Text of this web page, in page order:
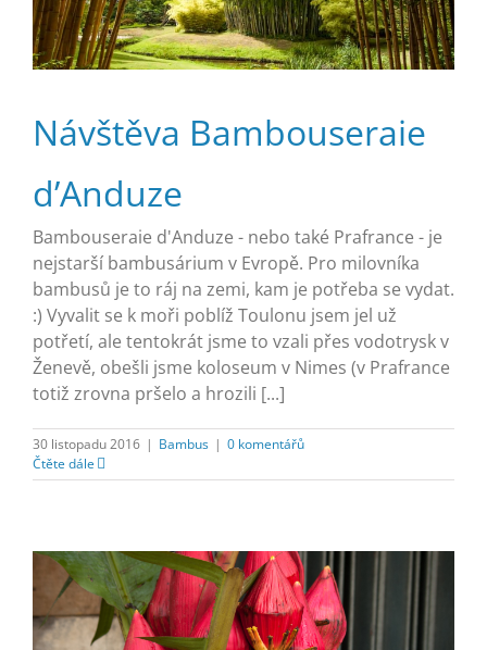
Návštěva Bambouseraie
d’Anduze
Bambouseraie d'Anduze - nebo také Prafrance - je
nejstarší bambusárium v Evropě. Pro milovníka
bambusů je to ráj na zemi, kam je potřeba se vydat.
:) Vyvalit se k moři poblíž Toulonu jsem jel už
potřetí, ale tentokrát jsme to vzali přes vodotrysk v
Ženevě, obešli jsme koloseum v Nimes (v Prafrance
totiž zrovna pršelo a hrozili [...]
30 listopadu 2016 | Bambus | 0 komentářů
Čtěte dále